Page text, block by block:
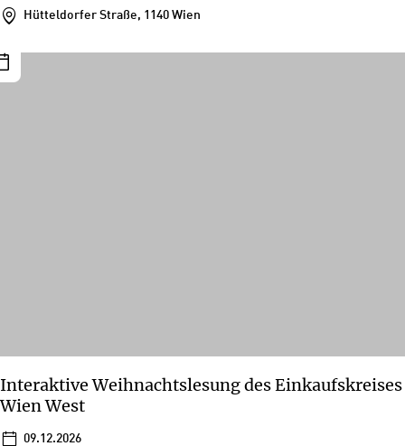
Hütteldorfer Straße, 1140 Wien
Interaktive Weihnachtslesung des Einkaufskreises
Wien West
09.12.2026